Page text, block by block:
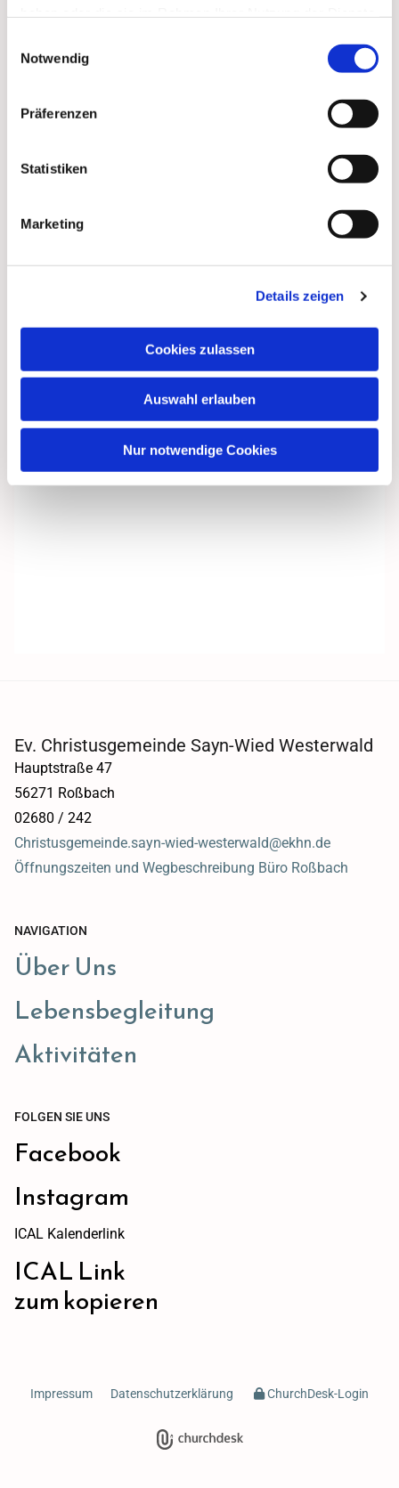
Notwendig
Präferenzen
Statistiken
Marketing
Details zeigen
Cookies zulassen
Auswahl erlauben
Nur notwendige Cookies
Dies könnte Sie auch
Ev. Christusgemeinde Sayn-Wied Westerwald
Hauptstraße 47
56271 Roßbach
02680 / 242
Christusgemeinde.sayn-wied-westerwald@ekhn.de
Öffnungszeiten und Wegbeschreibung Büro Roßbach
NAVIGATION
Über Uns
Lebensbegleitung
Aktivitäten
FOLGEN SIE UNS
Facebook
Instagram
ICAL Kalenderlink
ICAL Link
zum kopieren
Impressum Datenschutzerklärung ChurchDesk-Login